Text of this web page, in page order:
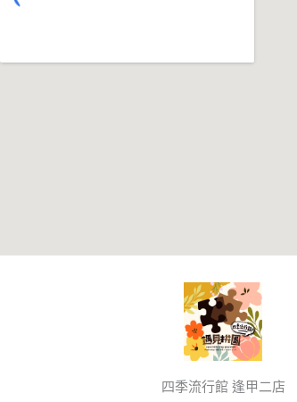
四季流行館 逢甲二店